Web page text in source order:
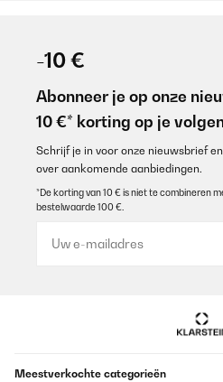
-10 €
Abonneer je op onze
10 €* korting op je
Schrijf je in voor onze nieuwsbrief
over aankomende aanbiedingen.
*De korting van 10 € is niet te combineren
bestelwaarde 100 €.
Meestverkochte categorieën